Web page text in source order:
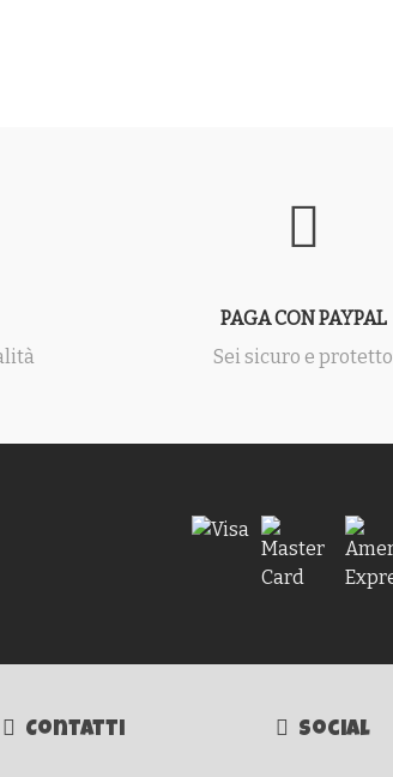
PAGA CON PAYPAL
Sei sicuro e protetto
Contatti Social